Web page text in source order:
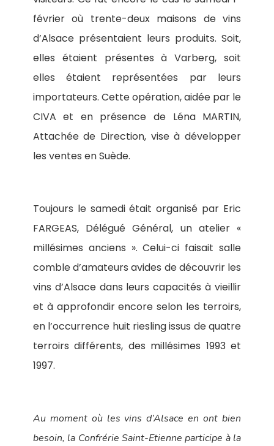
février où trente-deux maisons de vins
d’Alsace présentaient leurs produits. Soit,
elles étaient présentes à Varberg, soit
elles étaient représentées par leurs
importateurs. Cette opération, aidée par le
CIVA et en présence de Léna MARTIN,
Attachée de Direction, vise à développer
les ventes en Suède.
Toujours le samedi était organisé par Eric
FARGEAS, Délégué Général, un atelier «
millésimes anciens ». Celui-ci faisait salle
comble d’amateurs avides de découvrir les
vins d’Alsace dans leurs capacités à vieillir
et à approfondir encore selon les terroirs,
en l’occurrence huit riesling issus de quatre
terroirs différents, des millésimes 1993 et
1997.
Au moment où les vins d’Alsace en ont bien
besoin, la Confrérie Saint-Etienne participe à la